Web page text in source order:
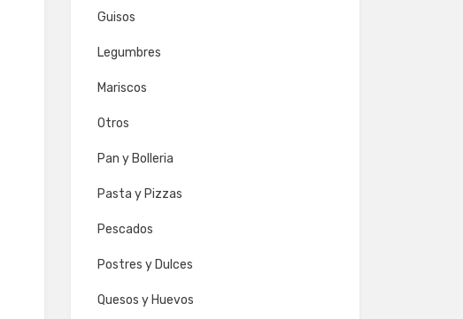
Guisos
Legumbres
Mariscos
Otros
Pan y Bolleria
Pasta y Pizzas
Pescados
Postres y Dulces
Quesos y Huevos